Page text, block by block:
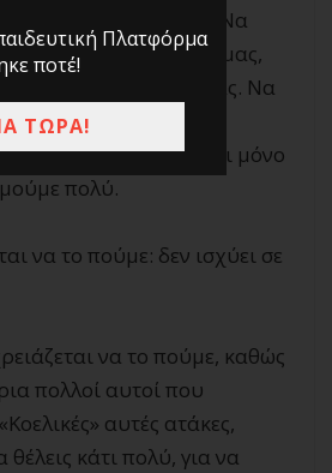
να ήταν αλήθεια: Να
δύναμη της σκέψης μας,
τον κόσμο γύρω μας. Να
την
που θέλουμε, απλά και μόνο
πολύ.
να το πούμε: δεν ισχύει σε
να το πούμε, καθώς
πολλοί αυτοί που
αυτές ατάκες,
κάτι πολύ, για να
Πλατφόρμα
ποτέ!
ΤΩΡΑ!